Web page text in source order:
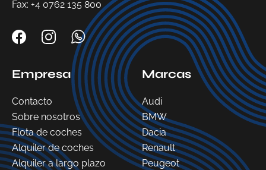
Fax: +4 0762 135 800
Empresa
Contacto
Sobre nosotros
Flota de coches
Alquiler de coches
Alquiler a largo plazo
Marcas
Audi
BMW
Dacia
Renault
Peugeot